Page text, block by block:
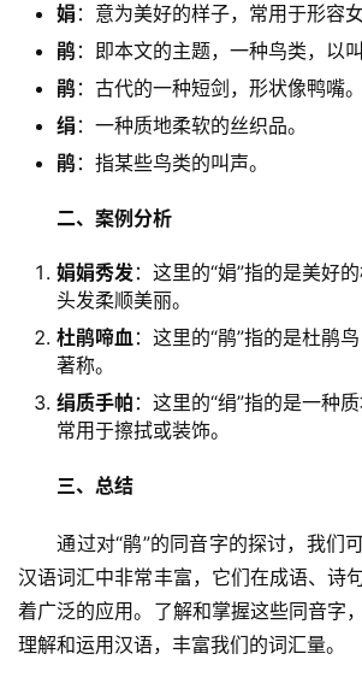
娟 ：意为美好的样子，常用于形容女
鹃 ：即本文的主题，一种鸟类，以
鹃 ：古代的一种短剑，形状像鸭嘴。
绢 ：一种质地柔软的丝织品。
鹃 ：指某些鸟类的叫声。
二、案例分析
娟娟秀发：这里的“娟”指的是美好
头发柔顺美丽。
杜鹃啼血：这里的“鹃”指的是杜鹃
著称。
绢质手帕 ：这里的“绢”指的是一种
常用于擦拭或装饰。
三、总结
通过对“鹃”的同音字的探讨，我们
汉语词汇中非常丰富，它们在成语、诗
着广泛的应用。了解和掌握这些同音字
理解和运用汉语，丰富我们的词汇量。